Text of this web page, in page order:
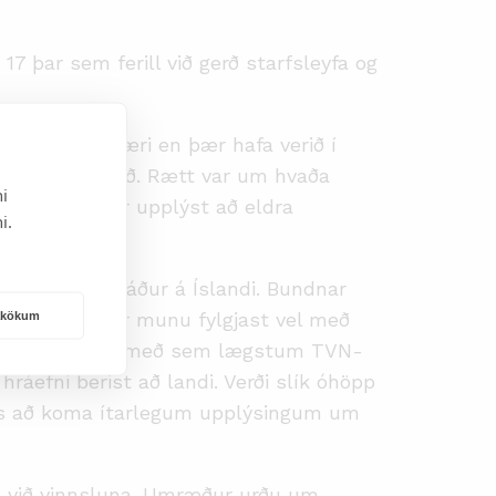
þar sem ferill við gerð starfsleyfa og
væri en þær hafa verið í
á svæðið. Rætt var um hvaða
og var upplýst að eldra
stunduð áður á Íslandi. Bundnar
að íbúarnir munu fylgjast vel með
til lands og með sem lægstum TVN-
berist að landi. Verði slík óhöpp
koma ítarlegum upplýsingum um